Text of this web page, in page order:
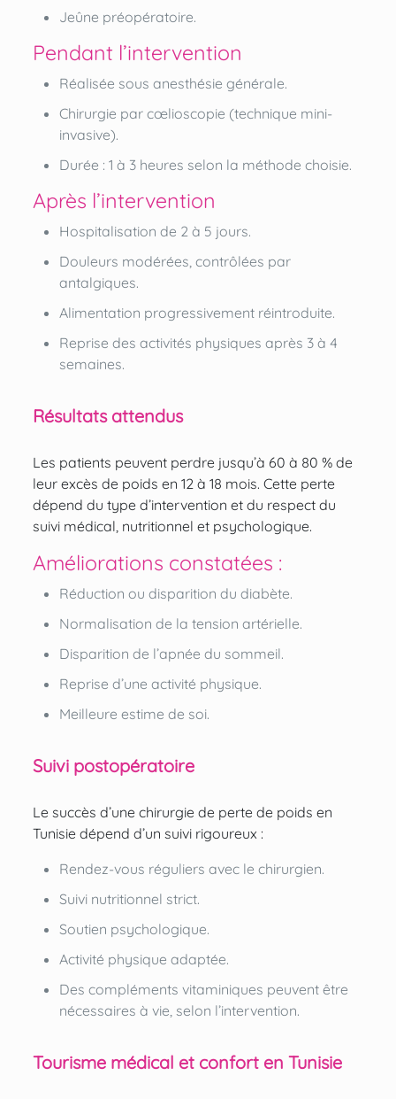
Jeûne préopératoire.
Pendant l’intervention
Réalisée sous anesthésie générale.
Chirurgie par cœlioscopie (technique mini-
invasive).
Durée : 1 à 3 heures selon la méthode choisie.
Après l’intervention
Hospitalisation de 2 à 5 jours.
Douleurs modérées, contrôlées par
antalgiques.
Alimentation progressivement réintroduite.
Reprise des activités physiques après 3 à 4
semaines.
Résultats attendus
Les patients peuvent perdre jusqu’à 60 à 80 % de
leur excès de poids en 12 à 18 mois. Cette perte
dépend du type d’intervention et du respect du
suivi médical, nutritionnel et psychologique.
Améliorations constatées :
Réduction ou disparition du diabète.
Normalisation de la tension artérielle.
Disparition de l’apnée du sommeil.
Reprise d’une activité physique.
Meilleure estime de soi.
Suivi postopératoire
Le succès d’une chirurgie de perte de poids en
Tunisie dépend d’un suivi rigoureux :
Rendez-vous réguliers avec le chirurgien.
Suivi nutritionnel strict.
Soutien psychologique.
Activité physique adaptée.
Des compléments vitaminiques peuvent être
nécessaires à vie, selon l’intervention.
Tourisme médical et confort en Tunisie